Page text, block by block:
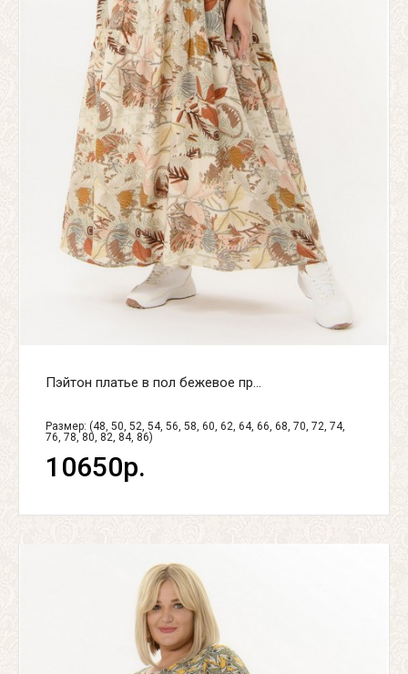
Пэйтон платье в пол бежевое пр...
Размер: (48, 50, 52, 54, 56, 58, 60, 62, 64, 66, 68, 70, 72, 74,
76, 78, 80, 82, 84, 86)
10650р.